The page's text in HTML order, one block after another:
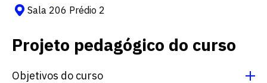
Sala 206 Prédio 2
Projeto pedagógico do curso
Objetivos do curso